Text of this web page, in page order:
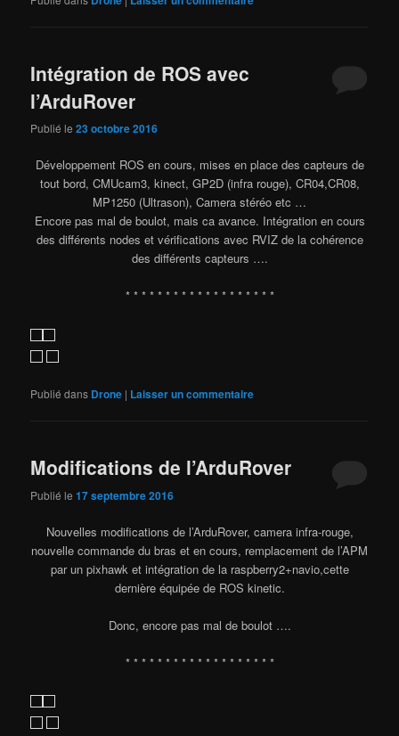
Intégration de ROS avec
l’ArduRover
Publié le23 octobre 2016
Développement ROS en cours, mises en place des capteurs de
tout bord, CMUcam3, kinect, GP2D (infra rouge), CR04,CR08,
MP1250 (Ultrason), Camera stéréo etc …
Encore pas mal de boulot, mais ca avance. Intégration en cours
des différents nodes et vérifications avec RVIZ de la cohérence
des différents capteurs ….
* * * * * * * * * * * * * * * * * * *
Publié dans Drone | Laisser un commentaire
Modifications de l’ArduRover
Publié le17 septembre 2016
Nouvelles modifications de l’ArduRover, camera infra-rouge,
nouvelle commande du bras et en cours, remplacement de l’APM
par un pixhawk et intégration de la raspberry2+navio,cette
dernière équipée de ROS kinetic.
Donc, encore pas mal de boulot ….
* * * * * * * * * * * * * * * * * * *